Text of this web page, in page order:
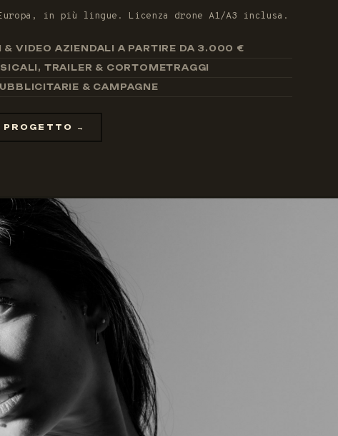
in più lingue. Licenza drone A1/A3 inclusa.
& VIDEO AZIENDALI A PARTIRE DA 3.000 €
TRAILER & CORTOMETRAGGI
& CAMPAGNE
→